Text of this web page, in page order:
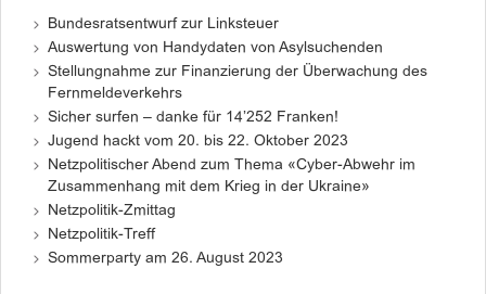
Bundesratsentwurf zur Linksteuer
Auswertung von Handydaten von Asylsuchenden
Stellungnahme zur Finanzierung der Überwachung des
Fernmelde­verkehrs
Sicher surfen – danke für 14’252 Franken!
Jugend hackt vom 20. bis 22. Oktober 2023
Netzpolitischer Abend zum Thema «Cyber-Abwehr im
Zusammenhang mit dem Krieg in der Ukraine»
Netzpolitik-Zmittag
Netzpolitik-Treff
Sommerparty am 26. August 2023